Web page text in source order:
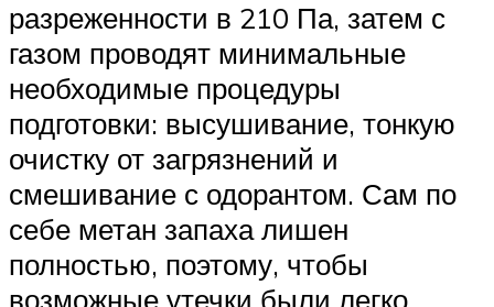
разреженности в 210 Па, затем с
газом проводят минимальные
необходимые процедуры
подготовки: высушивание, тонкую
очистку от загрязнений и
смешивание с одорантом. Сам по
себе метан запаха лишен
полностью, поэтому, чтобы
возможные утечки были легко